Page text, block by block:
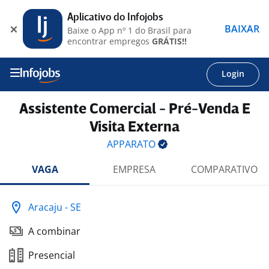
Login
Assistente Comercial - Pré-Venda E
Visita Externa
APPARATO
VAGA
EMPRESA COMPARATIVO
Aracaju - SE
A combinar
Presencial
Aplicativo do Infojobs
Baixe o App nº 1 do Brasil para
encontrar empregos GRÁTIS!!
BAIXAR